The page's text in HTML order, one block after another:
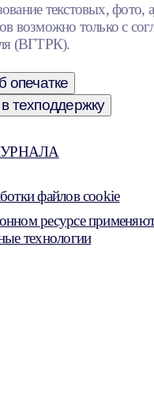
текстовых, фото,
возможно только с
(ВГТРК).
опечатке
техподдержку
файлов cookie
ресурсе
технологии